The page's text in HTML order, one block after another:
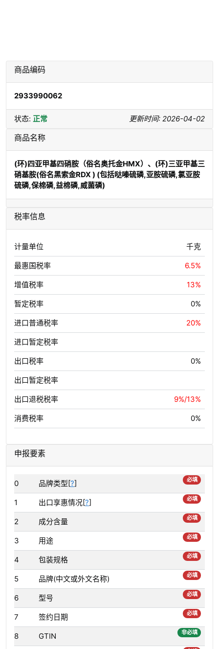
商品编码
2933990062
状态: 正常 更新时间: 2026-04-02
商品名称
(环)四亚甲基四硝胺（俗名奥托金HMX）、(环)三亚甲基三
硝基胺(俗名黑索金RDX ) (包括哒嗪硫磷,亚胺硫磷,氯亚胺
硫磷,保棉磷,益棉磷,威菌磷)
税率信息
计量单位 千克
最惠国税率 6.5%
增值税率 13%
暂定税率 0%
进口普通税率 20%
进口暂定税率
出口税率 0%
出口暂定税率
出口退税税率 9%/13%
消费税率 0%
申报要素
0 品牌类型[?] 必填
1 出口享惠情况[?] 必填
2 成分含量 必填
3 用途 必填
4 包装规格 必填
5 品牌(中文或外文名称) 必填
6 型号 必填
7 签约日期 必填
8 GTIN 非必填